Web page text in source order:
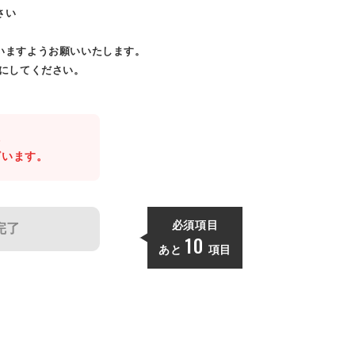
い
すようお願いいたします。
してください。
ます。
了 必須項目
あと 10 項目